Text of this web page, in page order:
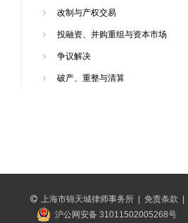
改制与产权交易
投融资、并购重组与资本市场
争议解决
破产、重整与清算
上海市锦天城律师事务所 | 免责条款 |
沪公网安备 31011502005268号